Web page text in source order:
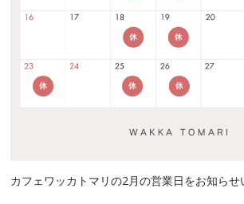
カフェワッカトマリの2月の営業日をお知らせ